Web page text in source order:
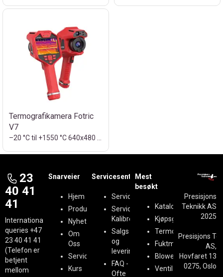
Termografikamera Fotric
V7
23
40 41
41
International
queries +47
23 40 41 41
(Telefon er
betjent
mellom
Snarveier
Hjem
Produkter
Nyheter
Om
Oss
Service
Kurs
Servicesenter
Serviceregistrering
Service &
Kalibrering
Salgs
og
leveringsbetingelser
FAQ -
Ofte
Mest
besøkt
Kataloger
Kjøpsguider
Termografi
Fuktmåling
BlowerDoor
Ventilasjon
Presisjons
Teknikk AS
2025
Presisjons
AS,
Hovfaret 13
0275, Oslo